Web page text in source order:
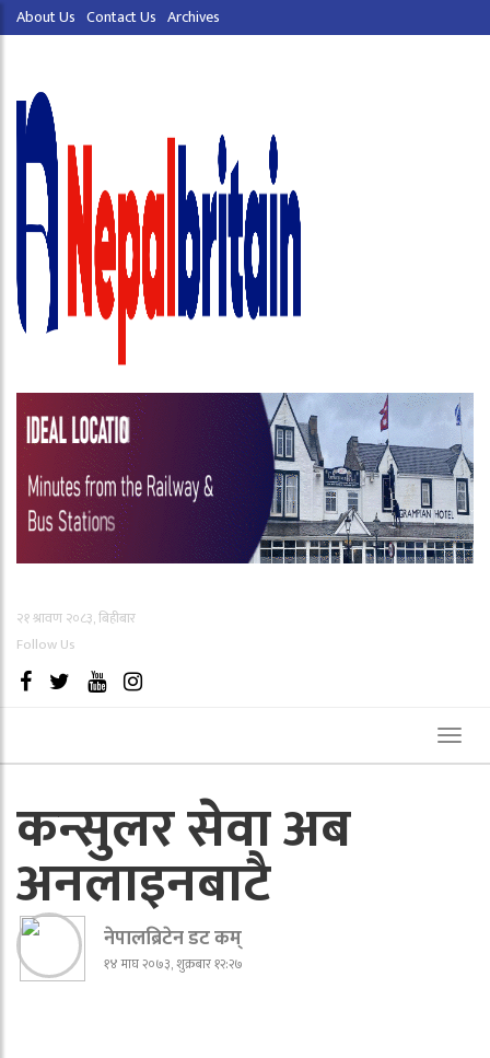
About Us Contact Us Archives
२१ श्रावण २०८३, बिहीबार
Follow Us
कन्सुलर सेवा अब
अनलाइनबाटै
नेपालब्रिटेन डट कम्
१४ माघ २०७३, शुक्रबार १२:२७